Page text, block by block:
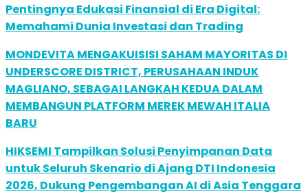
Pentingnya Edukasi Finansial di Era Digital:
Memahami Dunia Investasi dan Trading
MONDEVITA MENGAKUISISI SAHAM MAYORITAS DI
UNDERSCORE DISTRICT, PERUSAHAAN INDUK
MAGLIANO, SEBAGAI LANGKAH KEDUA DALAM
MEMBANGUN PLATFORM MEREK MEWAH ITALIA
BARU
HIKSEMI Tampilkan Solusi Penyimpanan Data
untuk Seluruh Skenario di Ajang DTI Indonesia
2026, Dukung Pengembangan AI di Asia Tenggara